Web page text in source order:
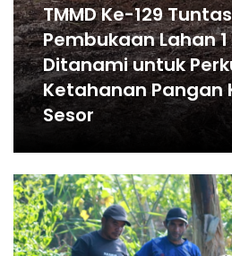
TMMD Ke-129
Pembukaan Lahan
Ditanami untuk
Ketahanan Pangan
Sesor